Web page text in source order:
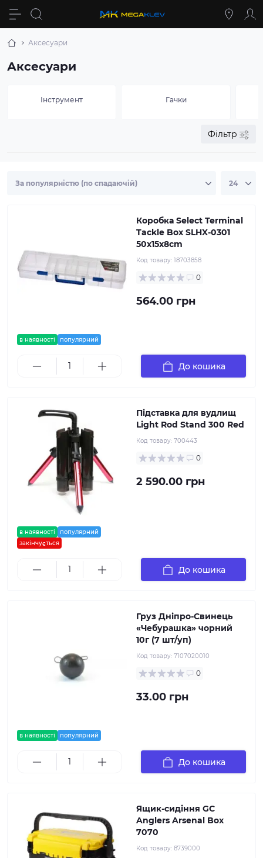
Аксесуари
Аксесуари
Інструмент Гачки
Фільтр
в наявності популярний
Коробка Select Terminal
Tackle Box SLHX-0301
50х15х8cm
Код товару: 18703858
0
564.00 грн
До кошика
в наявності
популярний
закінчується
Підставка для вудлищ
Light Rod Stand 300 Red
Код товару: 700443
0
2 590.00 грн
До кошика
в наявності популярний
Груз Дніпро-Свинець
«Чебурашка» чорний
10г (7 шт/уп)
Код товару: 7107020010
0
33.00 грн
До кошика
Ящик-сидіння GC
Anglers Arsenal Box
7070
Код товару: 8739000